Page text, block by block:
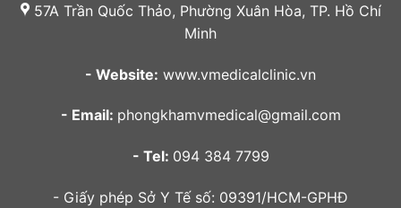
57A Trần Quốc Thảo, Phường Xuân Hòa, TP. Hồ Chí
Minh
- Website: www.vmedicalclinic.vn
- Email: phongkhamvmedical@gmail.com
- Tel: 094 384 7799
- Giấy phép Sở Y Tế số: 09391/HCM-GPHĐ